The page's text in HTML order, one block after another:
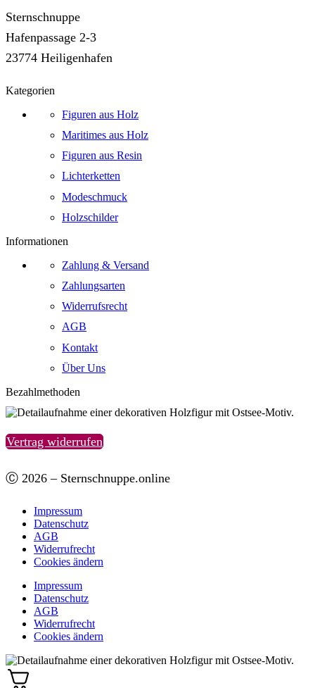
Sternschnuppe
Hafenpassage 2-3
23774 Heiligenhafen
Kategorien
Figuren aus Holz
Maritimes aus Holz
Figuren aus Resin
Lichterketten
Modeschmuck
Holzschilder
Informationen
Zahlung & Versand
Zahlungsarten
Widerrufsrecht
AGB
Kontakt
Über Uns
Bezahlmethoden
Vertrag widerrufen
Ⓒ 2026 – Sternschnuppe.online
Impressum
Datenschutz
AGB
Widerrufrecht
Cookies ändern
Impressum
Datenschutz
AGB
Widerrufrecht
Cookies ändern